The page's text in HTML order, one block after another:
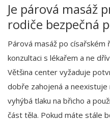
Je párová masáž
rodiče bezpečná
Párová masáž po
konzultaci s lékařem a ne
Většina center vyžaduje
dobře zahojená a neexistuje
vyhýbá tlaku na břicho a
část těla. Pokud máte stále